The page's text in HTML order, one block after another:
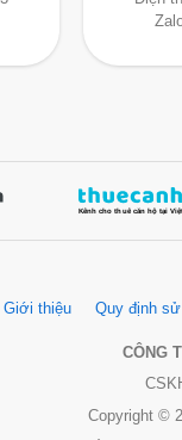
Giới thiệu Quy định
CÔNG
Copyright ©